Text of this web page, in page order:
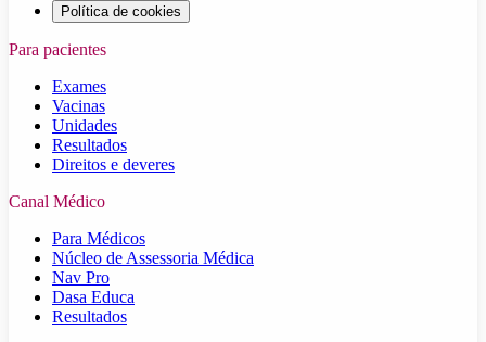
Política de cookies
Para pacientes
Exames
Vacinas
Unidades
Resultados
Direitos e deveres
Canal Médico
Para Médicos
Núcleo de Assessoria Médica
Nav Pro
Dasa Educa
Resultados